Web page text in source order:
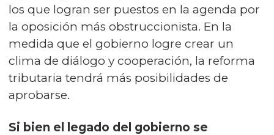
los que logran ser puestos en la agenda por
la oposición más obstruccionista. En la
medida que el gobierno logre crear un
clima de diálogo y cooperación, la reforma
tributaria tendrá más posibilidades de
aprobarse.
Si bien el legado del gobierno se